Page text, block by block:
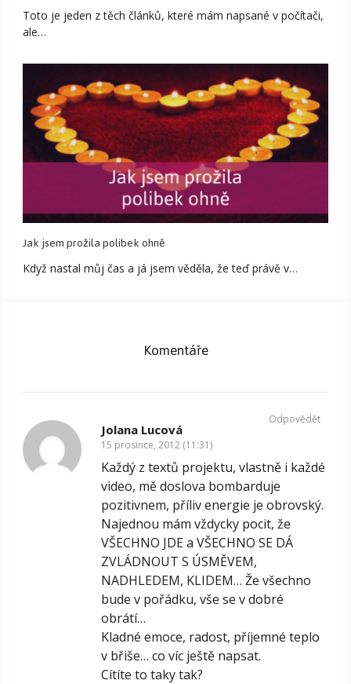
Toto je jeden z těch článků, které mám napsané v počítači,
ale…
Jak jsem prožila polibek ohně
Když nastal můj čas a já jsem věděla, že teď právě v…
Komentáře
Jolana Lucová
15 prosince, 2012 (11:31)
Každý z textů projektu, vlastně i každé
video, mě doslova bombarduje
pozitivnem, příliv energie je obrovský.
Najednou mám vždycky pocit, že
VŠECHNO JDE a VŠECHNO SE DÁ
ZVLÁDNOUT S ÚSMĚVEM,
NADHLEDEM, KLIDEM… Že všechno
bude v pořádku, vše se v dobré
obrátí…
Kladné emoce, radost, příjemné teplo
v břiše… co víc ještě napsat.
Cítíte to taky tak?
Odpovědět